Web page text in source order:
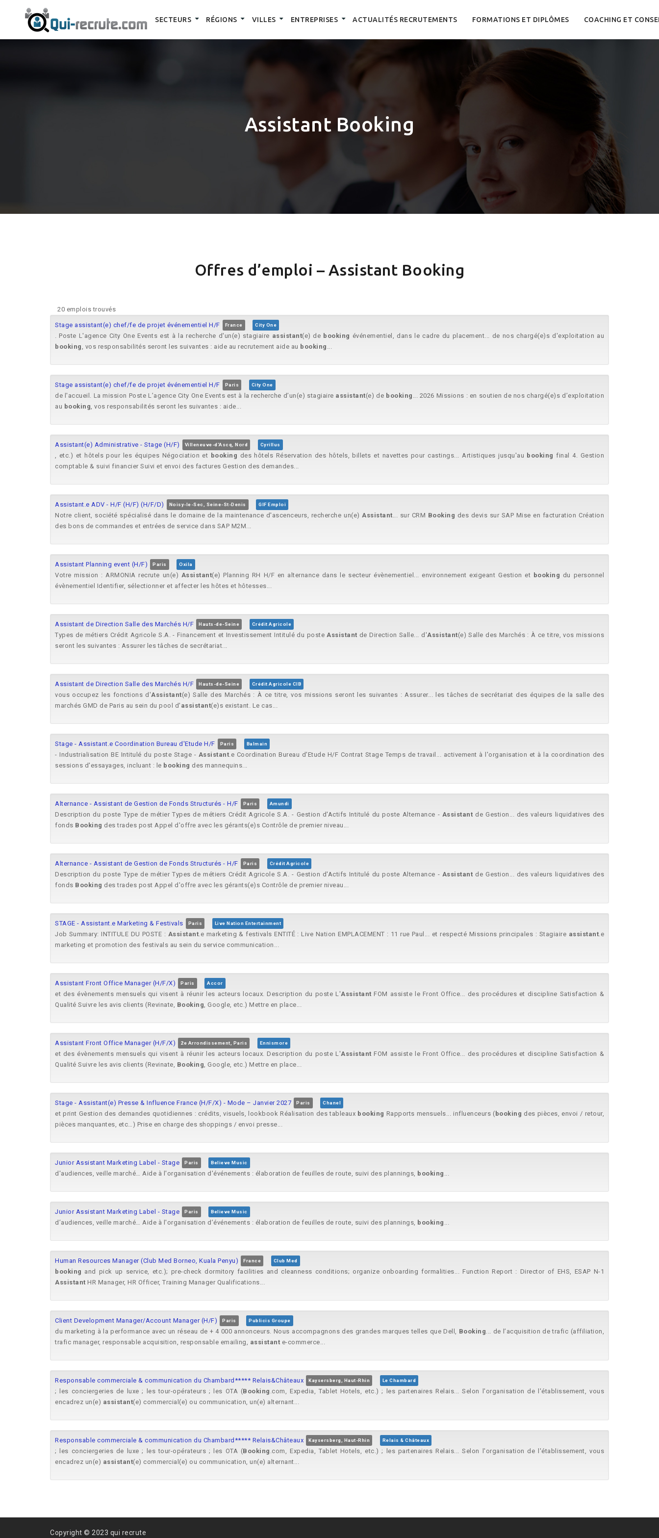
SECTEURS RÉGIONS VILLES ENTREPRISES ACTUALITÉS RECRUTEMENTS FORMATIONS ET DIPLÔMES COACHING ET
Assistant Booking
Offres d’emploi – Assistant Booking
20 emplois trouvés
Stage assistant(e) chef/fe de projet événementiel H/F France City One
. Poste L'agence City One Events est à la recherche d'un(e) stagiaire assistant(e) de booking événementiel, dans le cadre du placement... de nos chargé(e)s d'exploitation au
booking, vos responsabilités seront les suivantes : aide au recrutement aide au booking ...
Stage assistant(e) chef/fe de projet événementiel H/F Paris City One
de l'accueil. La mission Poste L’agence City One Events est à la recherche d’un(e) stagiaire assistant(e) de booking ... 2026 Missions : en soutien de nos chargé(e)s d’exploitation
au booking, vos responsabilités seront les suivantes : aide...
Assistant(e) Administrative - Stage (H/F) Villeneuve-d'Ascq, Nord Cyrillus
, etc.) et hôtels pour les équipes Négociation et booking des hôtels Réservation des hôtels, billets et navettes pour castings... Artistiques jusqu'au booking final 4. Gestion
comptable & suivi financier Suivi et envoi des factures Gestion des demandes...
Assistant.e ADV - H/F (H/F) (H/F/D) Noisy-le-Sec, Seine-St-Denis GIF Emploi
Notre client, société spécialisé dans le domaine de la maintenance d'ascenceurs, recherche un(e)Assistant... sur CRM Booking des devis sur SAP Mise en facturation Création
des bons de commandes et entrées de service dans SAP M2M...
Assistant Planning event (H/F) Paris Oxila
Votre mission : ARMONIA recrute un(e) Assistant(e) Planning RH H/F en alternance dans le secteur évènementiel... environnement exigeant Gestion et booking du personnel
évènementiel Identifier, sélectionner et affecter les hôtes et hôtesses...
Assistant de Direction Salle des Marchés H/F Hauts-de-Seine Crédit Agricole
Types de métiers Crédit Agricole S.A. - Financement et Investissement Intitulé du posteAssistant de Direction Salle... d'Assistant(e) Salle des Marchés : À ce titre, vos missions
seront les suivantes : Assurer les tâches de secrétariat...
Assistant de Direction Salle des Marchés H/F Hauts-de-Seine Crédit Agricole CIB
vous occupez les fonctions d'Assistant(e) Salle des Marchés : À ce titre, vos missions seront les suivantes : Assurer... les tâches de secrétariat des équipes de la salle des
marchés GMD de Paris au sein du pool d' assistant(e)s existant. Le cas...
Stage - Assistant.e Coordination Bureau d'Etude H/F Paris Balmain
- Industrialisation BE Intitulé du poste Stage - Assistant.e Coordination Bureau d'Etude H/F Contrat Stage Temps de travail... activement à l'organisation et à la coordination des
sessions d'essayages, incluant : le booking des mannequins...
Alternance - Assistant de Gestion de Fonds Structurés - H/F Paris Amundi
Description du poste Type de métier Types de métiers Crédit Agricole S.A. - Gestion d'Actifs Intitulé du poste Alternance - Assistant de Gestion... des valeurs liquidatives des
fonds Booking des trades post Appel d'offre avec les gérants(e)s Contrôle de premier niveau...
Alternance - Assistant de Gestion de Fonds Structurés - H/F Paris Crédit Agricole
Description du poste Type de métier Types de métiers Crédit Agricole S.A. - Gestion d'Actifs Intitulé du poste Alternance - Assistant de Gestion... des valeurs liquidatives des
fonds Booking des trades post Appel d'offre avec les gérants(e)s Contrôle de premier niveau...
STAGE - Assistant.e Marketing & Festivals Paris Live Nation Entertainment
Job Summary: INTITULE DU POSTE : Assistant.e marketing & festivals ENTITÉ : Live Nation EMPLACEMENT : 11 rue Paul... et respecté Missions principales : Stagiaire assistant.e
marketing et promotion des festivals au sein du service communication...
Assistant Front Office Manager (H/F/X) Paris Accor
et des évènements mensuels qui visent à réunir les acteurs locaux. Description du poste L'Assistant FOM assiste le Front Office... des procédures et discipline Satisfaction &
Qualité Suivre les avis clients (Revinate, Booking, Google, etc.) Mettre en place...
Assistant Front Office Manager (H/F/X) 2e Arrondissement, Paris Ennismore
et des évènements mensuels qui visent à réunir les acteurs locaux. Description du poste L'Assistant FOM assiste le Front Office... des procédures et discipline Satisfaction &
Qualité Suivre les avis clients (Revinate, Booking, Google, etc.) Mettre en place...
Stage - Assistant(e) Presse & Influence France (H/F/X) - Mode – Janvier 2027 Paris Chanel
et print Gestion des demandes quotidiennes : crédits, visuels, lookbook Réalisation des tableaux booking Rapports mensuels... influenceurs ( booking des pièces, envoi / retour,
pièces manquantes, etc…) Prise en charge des shoppings / envoi presse...
Junior Assistant Marketing Label - Stage Paris Believe Music
d'audiences, veille marché… Aide à l'organisation d'événements : élaboration de feuilles de route, suivi des plannings, booking ...
Junior Assistant Marketing Label - Stage Paris Believe Music
d’audiences, veille marché… Aide à l'organisation d’événements : élaboration de feuilles de route, suivi des plannings, booking ...
Human Resources Manager (Club Med Borneo, Kuala Penyu) France Club Med
booking and pick up service, etc.); pre-check dormitory facilities and cleanness conditions; organize onboarding formalities... Function Report : Director of EHS, ESAP N-1
Assistant HR Manager, HR Officer, Training Manager Qualifications...
Client Development Manager/Account Manager (H/F) Paris Publicis Groupe
du marketing à la performance avec un réseau de + 4 000 annonceurs. Nous accompagnons des grandes marques telles que Dell, Booking... de l’acquisition de trafic (affiliation,
trafic manager, responsable acquisition, responsable emailing, assistant e-commerce...
Responsable commerciale & communication du Chambard***** Relais&Châteaux Kaysersberg, Haut-Rhin Le Chambard
; les conciergeries de luxe ; les tour-opérateurs ; les OTA (Booking .com, Expedia, Tablet Hotels, etc.) ; les partenaires Relais... Selon l'organisation de l'établissement, vous
encadrez un(e) assistant(e) commercial(e) ou communication, un(e) alternant...
Responsable commerciale & communication du Chambard***** Relais&Châteaux Kaysersberg, Haut-Rhin Relais & Châteaux
; les conciergeries de luxe ; les tour-opérateurs ; les OTA (Booking .com, Expedia, Tablet Hotels, etc.) ; les partenaires Relais... Selon l'organisation de l'établissement, vous
encadrez un(e) assistant(e) commercial(e) ou communication, un(e) alternant...
Copyright © 2023 qui recrute